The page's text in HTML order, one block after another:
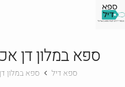
ספא במלון דן
ספא דיל ספא במלון